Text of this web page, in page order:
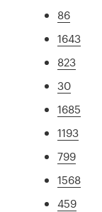
86
1643
823
30
1685
1193
799
1568
459